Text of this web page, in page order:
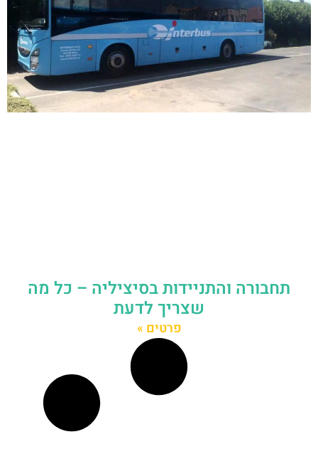
תחבורה והתניידות בסיציליה – כל מה
שצריך לדעת
פרטים »